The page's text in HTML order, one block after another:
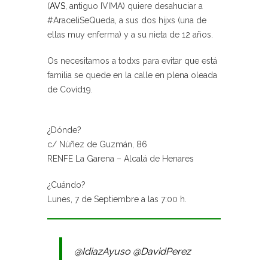
(AVS , antiguo IVIMA) quiere desahuciar a
#AraceliSeQueda, a sus dos hijxs (una de
ellas muy enferma) y a su nieta de 12 años.
Os necesitamos a todxs para evitar que está
familia se quede en la calle en plena oleada
de Covid19.
¿Dónde?
c/ Núñez de Guzmán, 86
RENFE La Garena – Alcalá de Henares
¿Cuándo?
Lunes, 7 de Septiembre a las 7:00 h.
@IdiazAyuso @DavidPerez